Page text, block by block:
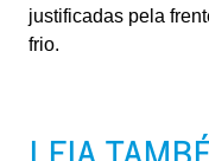
justificadas pela
frio.